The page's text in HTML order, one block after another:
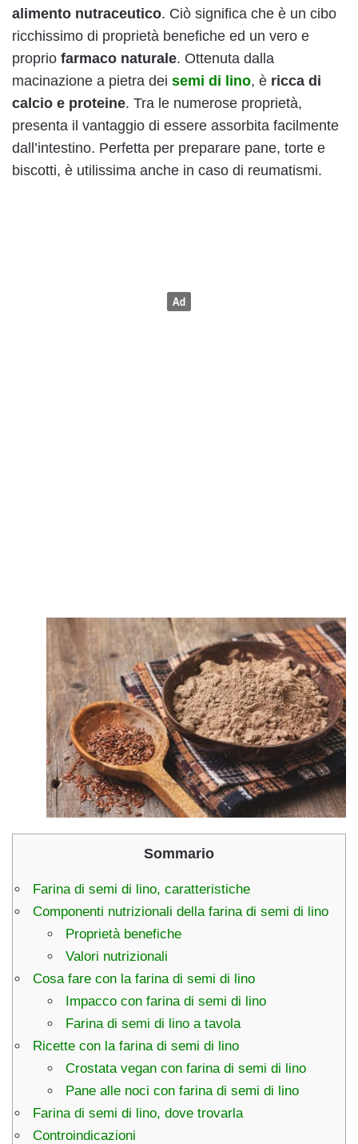
alimento nutraceutico. Ciò significa che è un cibo
ricchissimo di proprietà benefiche ed un vero e
proprio farmaco naturale. Ottenuta dalla
macinazione a pietra dei semi di lino, è ricca di
calcio e proteine. Tra le numerose proprietà,
presenta il vantaggio di essere assorbita facilmente
dall’intestino. Perfetta per preparare pane, torte e
biscotti, è utilissima anche in caso di reumatismi.
Sommario
Farina di semi di lino, caratteristiche
Componenti nutrizionali della farina di semi di lino
Proprietà benefiche
Valori nutrizionali
Cosa fare con la farina di semi di lino
Impacco con farina di semi di lino
Farina di semi di lino a tavola
Ricette con la farina di semi di lino
Crostata vegan con farina di semi di lino
Pane alle noci con farina di semi di lino
Farina di semi di lino, dove trovarla
Controindicazioni